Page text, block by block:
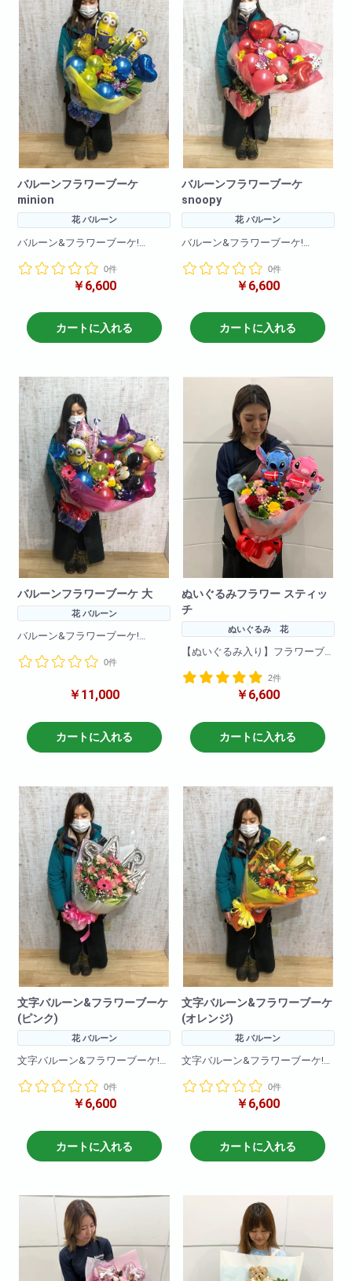
バルーンフラワーブーケ
minion
花 バルーン
バルーン&フラワーブーケ!
い、
コンパクトにかわいらしく仕上
ちょっとしたプレゼントに最適!
0件
￥6,600
カートに入れる
バルーンフラワーブーケ
snoopy
花 バルーン
バルーン&フラワーブーケ!
い、
コンパクトにかわいらしく仕上
ちょっとしたプレゼントに最適!
0件
￥6,600
カートに入れる
バルーンフラワーブーケ 大
花 バルーン
バルーン&フラワーブーケ!
い、
げた花束です!
0件
￥11,000
カートに入れる
ぬいぐるみフラワー スティッ
チ
ぬいぐるみ 花
【ぬいぐるみ入り】フラワーブ
コンパクトにかわいらしく仕上
げた商品です!
※ぬいぐるみや生花は仕入れ状況
によりお写真とことなる場合も
2件
￥6,600
カートに入れる
文字バルーン&フラワーブーケ
(ピンク)
花 バルーン
文字バルーン&フラワーブーケ!
に使い、
コンパクトにかわいらしく仕上
ちょっとしたプレゼントに最適!
(文字は原則4文字程度まででお願
円で承ります。)
+500円はカートにいれてからバ
ルーンボリュームアップ
を選択して決済可能です。
0件
￥6,600
カートに入れる
文字バルーン&フラワーブーケ
(オレンジ)
花 バルーン
文字バルーン&フラワーブーケ!
に使い、
コンパクトにかわいらしく仕上
ちょっとしたプレゼントに最適!
(文字は原則4文字程度まででお願
円で承ります。)
+500円はカートにいれてからバ
ルーンボリュームアップ
を選択して決済可能です。
0件
￥6,600
カートに入れる